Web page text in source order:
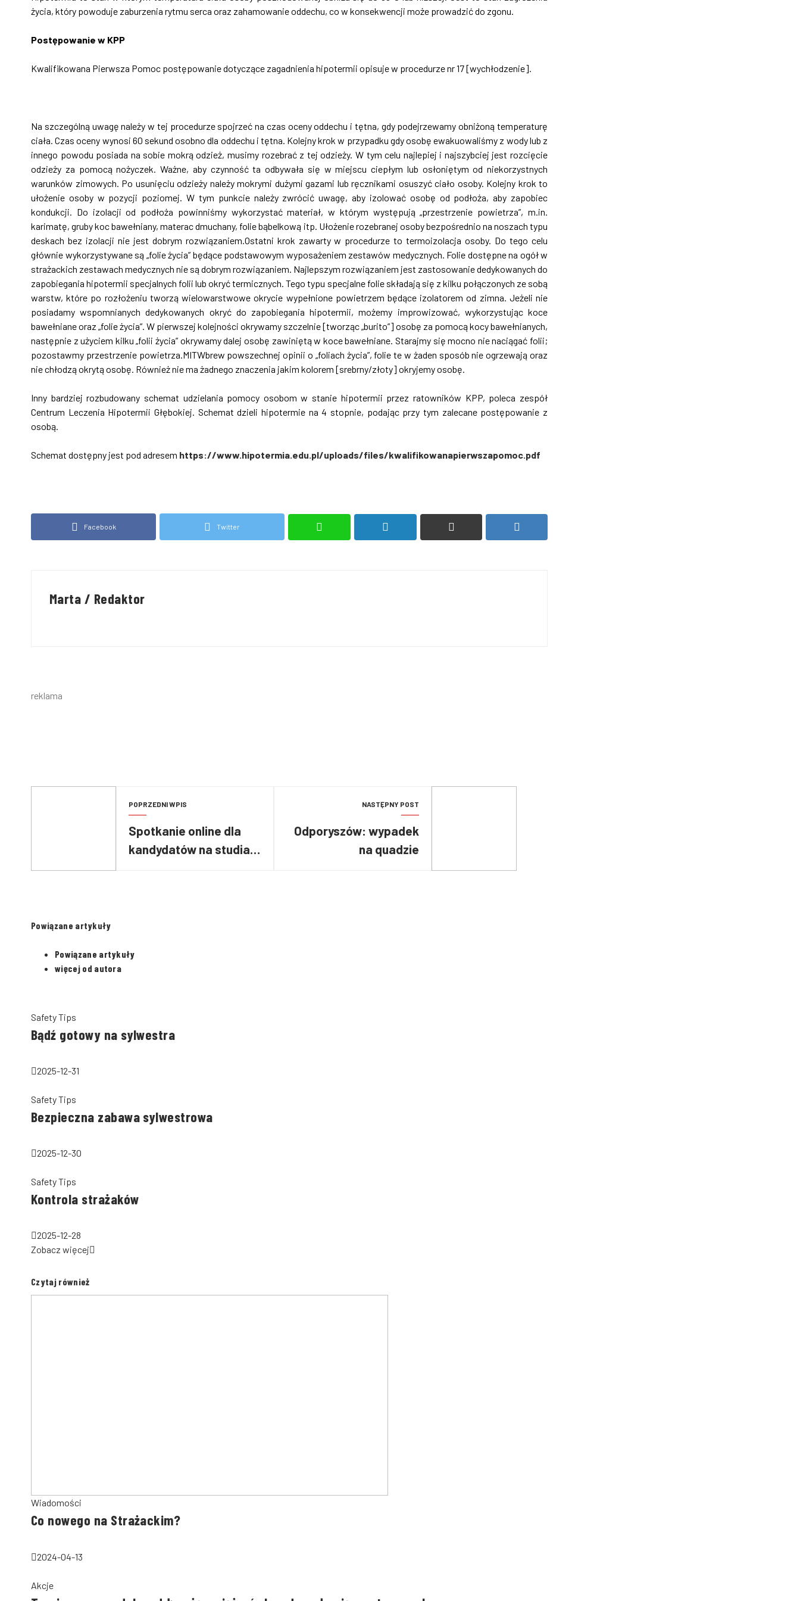
życia, który powoduje zaburzenia rytmu serca oraz zahamowanie oddechu, co w konsekwencji może prowadzić do zgonu.
Postępowanie w KPP
Kwalifikowana Pierwsza Pomoc postępowanie dotyczące zagadnienia hipotermii opisuje w procedurze nr 17 [wychłodzenie].
Na szczególną uwagę należy w tej procedurze spojrzeć na czas oceny oddechu i tętna, gdy podejrzewamy obniżoną temperaturę
ciała. Czas oceny wynosi 60 sekund osobno dla oddechu i tętna. Kolejny krok w przypadku gdy osobę ewakuowaliśmy z wody lub z
innego powodu posiada na sobie mokrą odzież, musimy rozebrać z tej odzieży. W tym celu najlepiej i najszybciej jest rozcięcie
odzieży za pomocą nożyczek. Ważne, aby czynność ta odbywała się w miejscu ciepłym lub osłoniętym od niekorzystnych
warunków zimowych. Po usunięciu odzieży należy mokrymi dużymi gazami lub ręcznikami osuszyć ciało osoby. Kolejny krok to
ułożenie osoby w pozycji poziomej. W tym punkcie należy zwrócić uwagę, aby izolować osobę od podłoża, aby zapobiec
kondukcji. Do izolacji od podłoża powinniśmy wykorzystać materiał, w którym występują „przestrzenie powietrza”, m.in.
karimatę, gruby koc bawełniany, materac dmuchany, folie bąbelkową itp. Ułożenie rozebranej osoby bezpośrednio na noszach typu
deskach bez izolacji nie jest dobrym rozwiązaniem.Ostatni krok zawarty w procedurze to termoizolacja osoby. Do tego celu
głównie wykorzystywane są „folie życia” będące podstawowym wyposażeniem zestawów medycznych. Folie dostępne na ogół w
strażackich zestawach medycznych nie są dobrym rozwiązaniem. Najlepszym rozwiązaniem jest zastosowanie dedykowanych do
zapobiegania hipotermii specjalnych folii lub okryć termicznych. Tego typu specjalne folie składają się z kilku połączonych ze sobą
warstw, które po rozłożeniu tworzą wielowarstwowe okrycie wypełnione powietrzem będące izolatorem od zimna. Jeżeli nie
posiadamy wspomnianych dedykowanych okryć do zapobiegania hipotermii, możemy improwizować, wykorzystując koce
bawełniane oraz „folie życia”. W pierwszej kolejności okrywamy szczelnie [tworząc „burito”] osobę za pomocą kocy bawełnianych,
następnie z użyciem kilku „folii życia” okrywamy dalej osobę zawiniętą w koce bawełniane. Starajmy się mocno nie naciągać folii;
pozostawmy przestrzenie powietrza.MITWbrew powszechnej opinii o „foliach życia”, folie te w żaden sposób nie ogrzewają oraz
nie chłodzą okrytą osobę. Również nie ma żadnego znaczenia jakim kolorem [srebrny/złoty] okryjemy osobę.
Inny bardziej rozbudowany schemat udzielania pomocy osobom w stanie hipotermii przez ratowników KPP, poleca zespół
Centrum Leczenia Hipotermii Głębokiej. Schemat dzieli hipotermie na 4 stopnie, podając przy tym zalecane postępowanie z
osobą.
Schemat dostępny jest pod adresem https://www.hipotermia.edu.pl/uploads/files/kwalifikowanapierwszapomoc.pdf
Facebook Twitter
Marta / Redaktor
reklama
POPRZEDNI WPIS
Spotkanie online dla
kandydatów na studia
NASTĘPNY POST
Odporyszów: wypadek
na quadzie
Powiązane artykuły
Powiązane artykuły
więcej od autora
Safety Tips
Bądź gotowy na sylwestra
2025-12-31
Safety Tips
Bezpieczna zabawa sylwestrowa
2025-12-30
Safety Tips
Kontrola strażaków
2025-12-28
Zobacz więcej
Czytaj również
Wiadomości
Co nowego na Strażackim?
2024-04-13
Akcje